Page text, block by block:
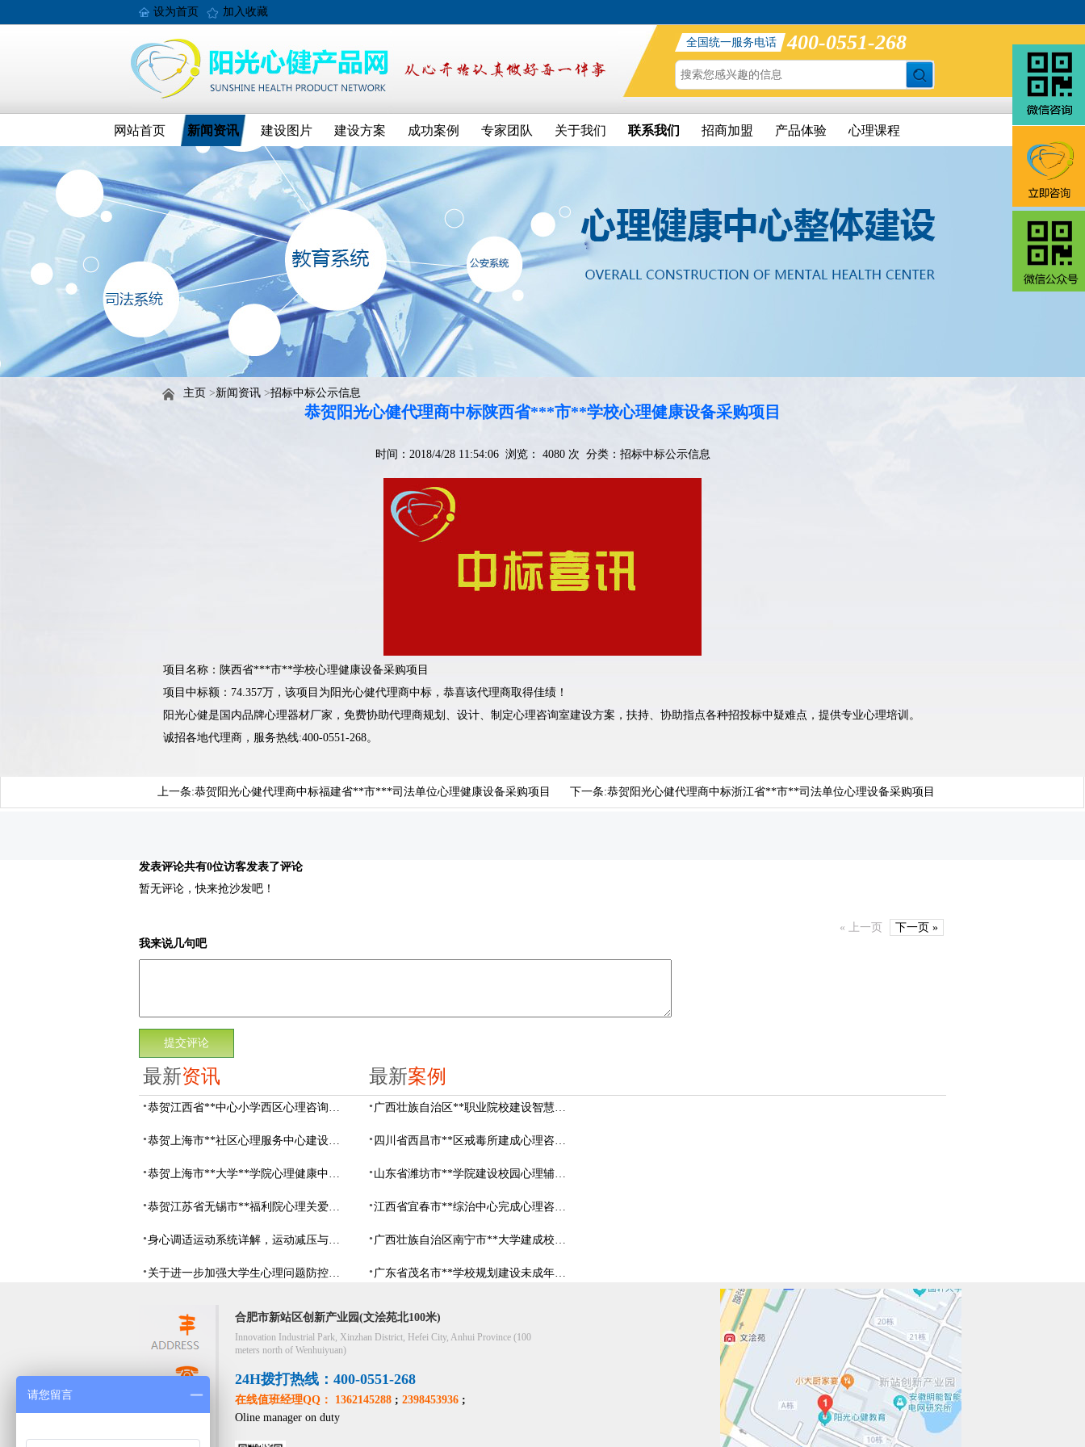
设为首页 加入收藏
全国统一服务电话 400-0551-268
网站首页 新闻资讯 建设图片 建设方案 成功案例 专家团队 关于我们 联系我们 招商加盟 产品体验 心理课程
主页 >新闻资讯 >招标中标公示信息
恭贺阳光心健代理商中标陕西省***市**学校心理健康设备采购项目
时间：2018/4/28 11:54:06 浏览： 4080 次 分类： 招标中标公示信息
项目名称： 陕西省***市**学校心理健康设备采购项目
项目中标额：74.357万，该项目为阳光心健代理商中标，恭喜该代理商取得佳绩！
阳光心健是国内品牌心理器材厂家，免费协助代理商规划、设计、制定心理咨询室建设方案，扶持、协助指点各种招投标中疑难点，提供专业心理培训。
诚招各地代理商，服务热线:400-0551-268。
上一条:恭贺阳光心健代理商中标福建省**市***司法单位心理健康设备采购项目 下一条:恭贺阳光心健代理商中标浙江省**市**司法单位心理设备采购项目
发表评论共有0位访客发表了评论
暂无评论，快来抢沙发吧！
« 上一页
下一页 »
我来说几句吧
最新资讯
恭贺江西省**中心小学西区心理咨询教室设备采购项目由阳光心健代理商中标
恭贺上海市**社区心理服务中心建设项目由阳光心健代理商中标
恭贺上海市**大学**学院心理健康中心建设项目由阳光心健代理商中标
恭贺江苏省无锡市**福利院心理关爱中心建设项目由阳光心健代理商中标
身心调适运动系统详解，运动减压与心理调适全指南
关于进一步加强大学生心理问题防控，防控大学生心理危机
最新案例
广西壮族自治区**职业院校建设智慧校园心理咨询室
四川省西昌市**区戒毒所建成心理咨询室
山东省​潍坊市**学院建设校园心理辅导中心
江西省宜春市**综治中心完成心理咨询室建设
广西壮族自治区南宁市**大学建成校园心理咨询室
广东省茂名市**学校规划建设未成年人辅导中心
合肥市新站区创新产业园(文浍苑北100米)
Innovation Industrial Park, Xinzhan District, Hefei City, Anhui Province (100
meters north of Wenhuiyuan)
24H拨打热线：400-0551-268
在线值班经理QQ： 1362145288 ; 2398453936 ;
Oline manager on duty
请您留言